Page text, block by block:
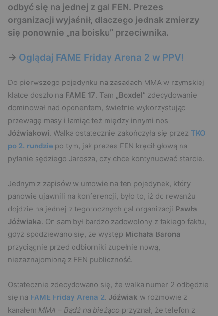
odbyć się na jednej z gal FEN. Prezes
organizacji wyjaśnił, dlaczego jednak zmierzy
się ponownie „na boisku” przeciwnika.
-> Oglądaj FAME Friday Arena 2 w PPV!
Do pierwszego pojedynku na zasadach MMA w rzymskiej
klatce doszło na FAME 17. Tam „Boxdel” zdecydowanie
dominował nad oponentem, świetnie wykorzystując
przewagę masy i łamiąc też między innymi nos
Jóźwiakowi. Walka ostatecznie zakończyła się przez TKO
po 2. rundzie po tym, jak prezes FEN kręcił głową na
pytanie sędziego Jarosza, czy chce kontynuować starcie.
Jednym z zapisów w umowie na ten pojedynek, który
panowie ujawnili na konferencji, było to, iż do rewanżu
dojdzie na jednej z tegorocznych gal organizacji Pawła
Jóźwiaka. On sam był bardzo zadowolony z takiego faktu,
gdyż spodziewano się, że występ Michała Barona
przyciągnie przed odbiorniki zupełnie nową,
niezaznajomioną z FEN publiczność.
Ostatecznie zdecydowano się, że walka numer 2 odbędzie
się na FAME Friday Arena 2. Jóźwiak w rozmowie z
kanałem MMA – Bądź na bieżąco przyznał, że telefon z